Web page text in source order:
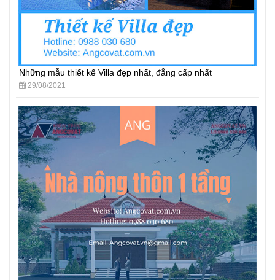
Những mẫu thiết kế Villa đẹp nhất, đẳng cấp nhất
29/08/2021